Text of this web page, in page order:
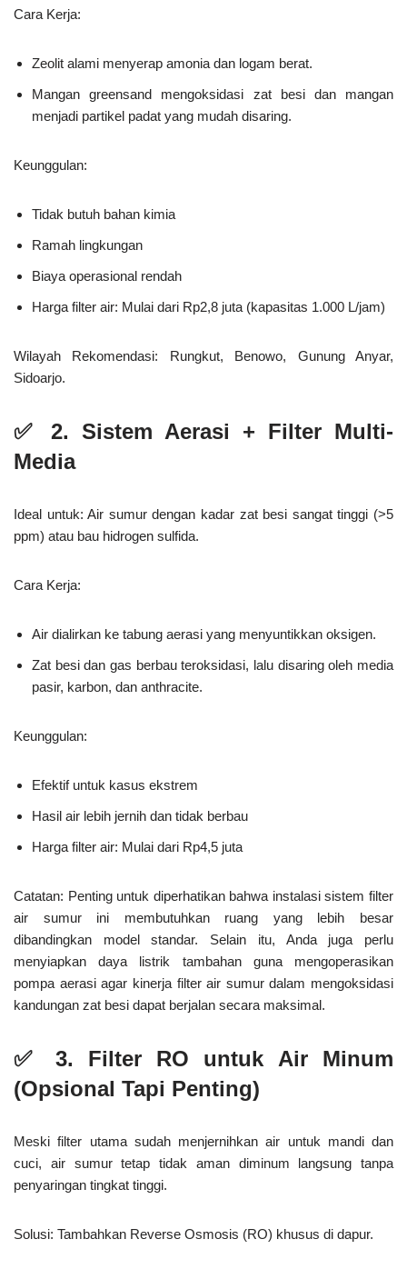
Cara Kerja:
Zeolit alami menyerap amonia dan logam berat.
Mangan greensand mengoksidasi zat besi dan mangan
menjadi partikel padat yang mudah disaring.
Keunggulan:
Tidak butuh bahan kimia
Ramah lingkungan
Biaya operasional rendah
Harga filter air: Mulai dari Rp2,8 juta (kapasitas 1.000 L/jam)
Wilayah Rekomendasi: Rungkut, Benowo, Gunung Anyar,
Sidoarjo.
✅ 2. Sistem Aerasi + Filter Multi-
Media
Ideal untuk: Air sumur dengan kadar zat besi sangat tinggi (>5
ppm) atau bau hidrogen sulfida.
Cara Kerja:
Air dialirkan ke tabung aerasi yang menyuntikkan oksigen.
Zat besi dan gas berbau teroksidasi, lalu disaring oleh media
pasir, karbon, dan anthracite.
Keunggulan:
Efektif untuk kasus ekstrem
Hasil air lebih jernih dan tidak berbau
Harga filter air: Mulai dari Rp4,5 juta
Catatan: Penting untuk diperhatikan bahwa instalasi sistem filter
air sumur ini membutuhkan ruang yang lebih besar
dibandingkan model standar. Selain itu, Anda juga perlu
menyiapkan daya listrik tambahan guna mengoperasikan
pompa aerasi agar kinerja filter air sumur dalam mengoksidasi
kandungan zat besi dapat berjalan secara maksimal.
✅ 3. Filter RO untuk Air Minum
(Opsional Tapi Penting)
Meski filter utama sudah menjernihkan air untuk mandi dan
cuci, air sumur tetap tidak aman diminum langsung tanpa
penyaringan tingkat tinggi.
Solusi: Tambahkan Reverse Osmosis (RO) khusus di dapur.